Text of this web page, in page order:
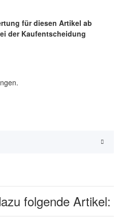
für diesen Artikel ab
der Kaufentscheidung
folgende Artikel: